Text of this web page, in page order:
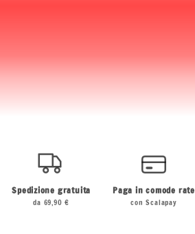
Spedizione gratuita
da 69,90 €
Paga in comode rate
con Scalapay